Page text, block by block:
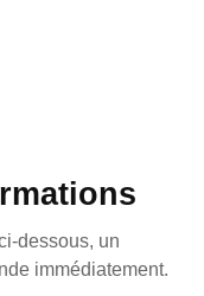
dessous, un
immédiatement.